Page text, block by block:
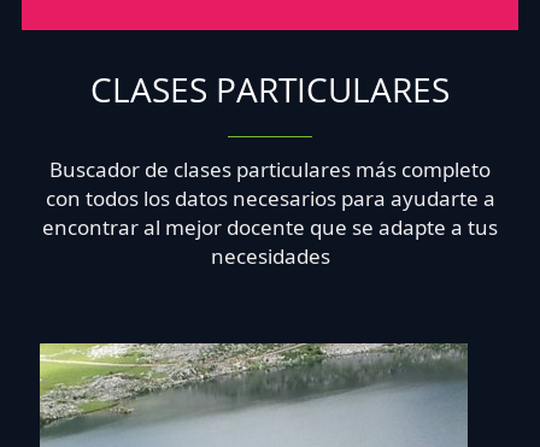
CLASES PARTICULARES
Buscador de clases particulares más completo
con todos los datos necesarios para ayudarte a
encontrar al mejor docente que se adapte a tus
necesidades